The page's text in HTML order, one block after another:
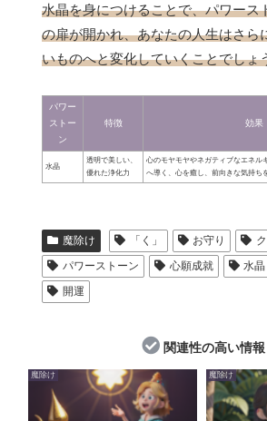
水晶を身につけることで、パワース
の扉が開かれ、あなたの人生はさら
いものへと変化していくことでしょ
パワー
ストー
ン
特徴 効果
水晶
透明で美しい、
優れた浄化力
心のモヤモヤやネガティブなエネル
へ導く、心を癒し、前向きな気持ち
魔除け 「く」 お守り
パワーストーン
心願成就 水晶
開運
関連性の高い情報
魔除け 魔除け